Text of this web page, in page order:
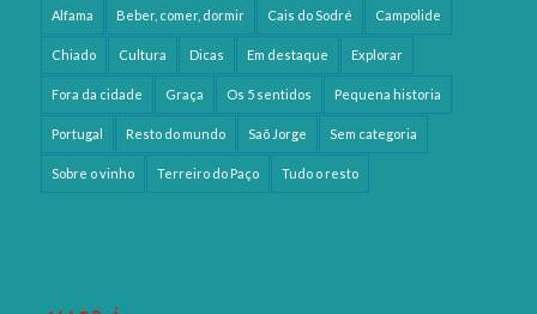
Alfama Beber, comer, dormir Cais do Sodré Campolide
Chiado Cultura Dicas Em destaque Explorar
Fora da cidade Graça Os 5 sentidos Pequena historia
Portugal Resto do mundo Saõ Jorge Sem categoria
Sobre o vinho Terreiro do Paço Tudo o resto